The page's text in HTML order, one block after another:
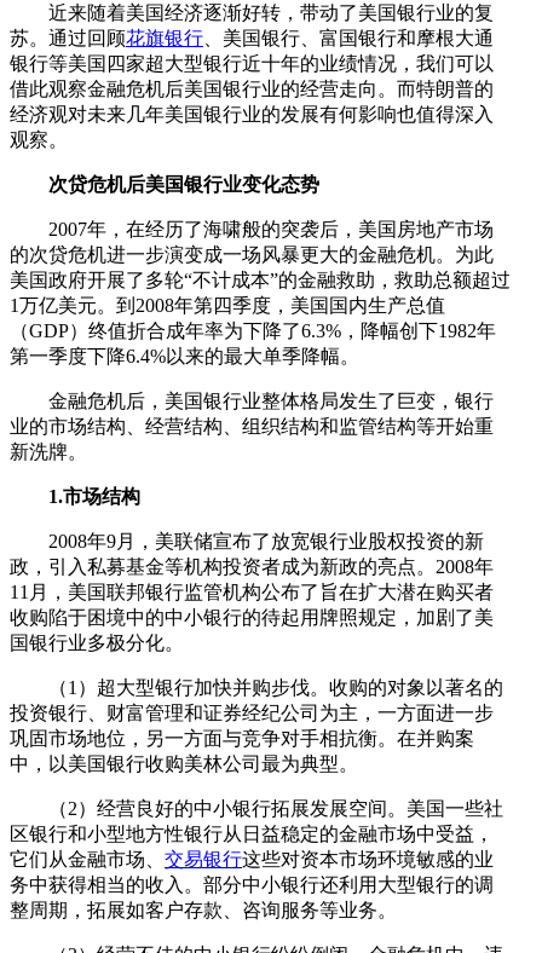
近来随着美国经济逐渐好转，带动了美国银行业的复
苏。通过回顾花旗银行 、美国银行、富国银行和摩根大通
银行等美国四家超大型银行近十年的业绩情况，我们可以
借此观察金融危机后美国银行业的经营走向。而特朗普的
经济观对未来几年美国银行业的发展有何影响也值得深入
观察。
次贷危机后美国银行业变化态势
2007年，在经历了海啸般的突袭后，美国房地产市场
的次贷危机进一步演变成一场风暴更大的金融危机。为此
美国政府开展了多轮“不计成本”的金融救助，救助总额超过
1万亿美元。到2008年第四季度，美国国内生产总值
（GDP）终值折合成年率为下降了6.3%，降幅创下1982年
第一季度下降6.4%以来的最大单季降幅。
金融危机后，美国银行业整体格局发生了巨变，银行
业的市场结构、经营结构、组织结构和监管结构等开始重
新洗牌。
1.市场结构
2008年9月，美联储宣布了放宽银行业股权投资的新
政，引入私募基金等机构投资者成为新政的亮点。2008年
11月，美国联邦银行监管机构公布了旨在扩大潜在购买者
收购陷于困境中的中小银行的待起用牌照规定，加剧了美
国银行业多极分化。
（1）超大型银行加快并购步伐。收购的对象以著名的
投资银行、财富管理和证券经纪公司为主，一方面进一步
巩固市场地位，另一方面与竞争对手相抗衡。在并购案
中，以美国银行收购美林公司最为典型。
（2）经营良好的中小银行拓展发展空间。美国一些社
区银行和小型地方性银行从日益稳定的金融市场中受益，
它们从金融市场、 交易银行这些对资本市场环境敏感的业
务中获得相当的收入。部分中小银行还利用大型银行的调
整周期，拓展如客户存款、咨询服务等业务。